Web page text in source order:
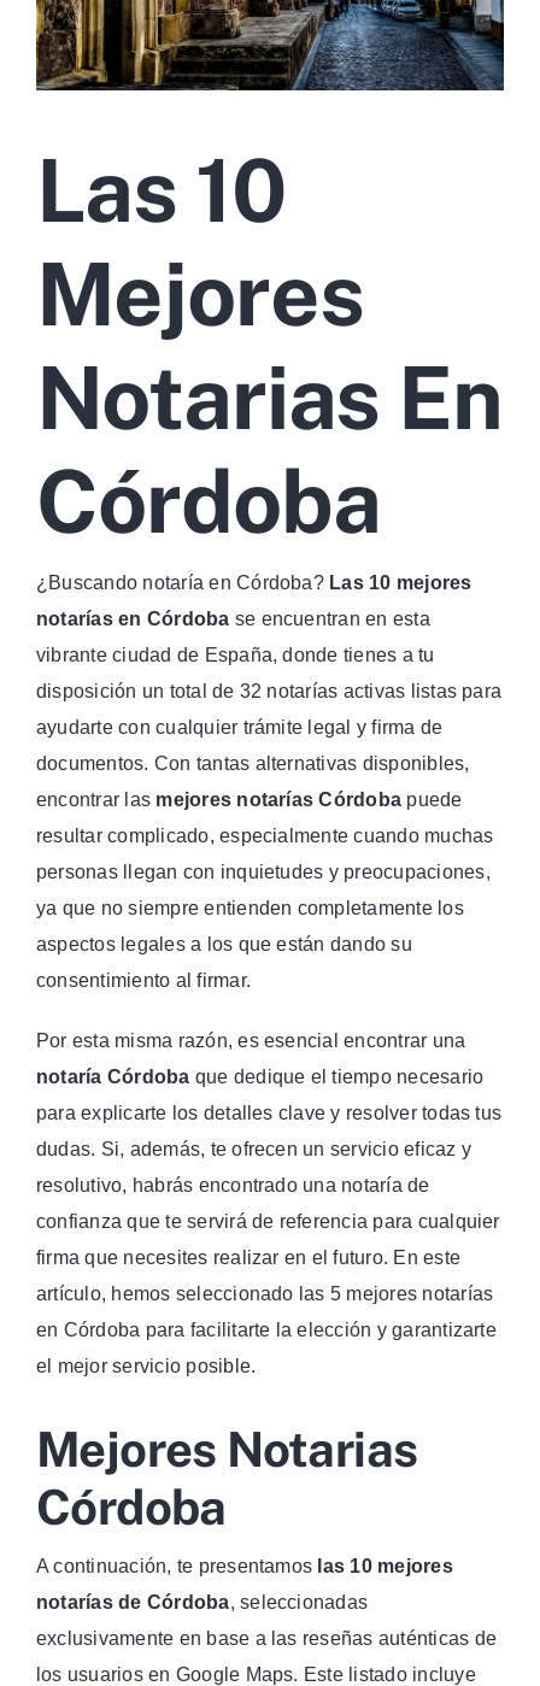
Las 10
Mejores
Notarias En
Córdoba
¿Buscando notaría en Córdoba? Las 10 mejores
notarías en Córdoba se encuentran en esta
vibrante ciudad de España, donde tienes a tu
disposición un total de 32 notarías activas listas para
ayudarte con cualquier trámite legal y firma de
documentos. Con tantas alternativas disponibles,
encontrar las mejores notarías Córdoba puede
resultar complicado, especialmente cuando muchas
personas llegan con inquietudes y preocupaciones,
ya que no siempre entienden completamente los
aspectos legales a los que están dando su
consentimiento al firmar.
Por esta misma razón, es esencial encontrar una
notaría Córdoba que dedique el tiempo necesario
para explicarte los detalles clave y resolver todas tus
dudas. Si, además, te ofrecen un servicio eficaz y
resolutivo, habrás encontrado una notaría de
confianza que te servirá de referencia para cualquier
firma que necesites realizar en el futuro. En este
artículo, hemos seleccionado las 5 mejores notarías
en Córdoba para facilitarte la elección y garantizarte
el mejor servicio posible.
Mejores Notarias
Córdoba
A continuación, te presentamos las 10 mejores
notarías de Córdoba, seleccionadas
exclusivamente en base a las reseñas auténticas de
los usuarios en Google Maps. Este listado incluye